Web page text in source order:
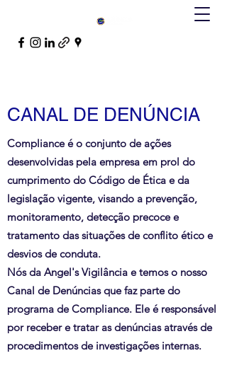
CANAL DE DENÚNCIA
Compliance é o conjunto de ações
desenvolvidas pela empresa em prol do
cumprimento do Código de Ética e da
legislação vigente, visando a prevenção,
monitoramento, detecção precoce e
tratamento das situações de conflito ético e
desvios de conduta.
Nós da Angel's Vigilância e temos o nosso
Canal de Denúncias que faz parte do
programa de Compliance. Ele é responsável
por receber e tratar as denúncias através de
procedimentos de investigações internas.